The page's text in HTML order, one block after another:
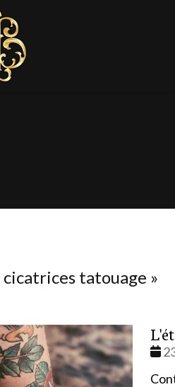
cicatrices tatouage »